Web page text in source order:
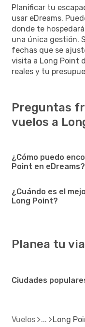
Planificar tu
usar eDreams.
donde te
una única gestión.
fechas que se
visita a Long Point
reales y tu
Preguntas
vuelos a
¿Cómo puedo
Point en eDreams?
¿Cuándo es el
Long Point?
Planea tu
Ciudades
Vuelos Long